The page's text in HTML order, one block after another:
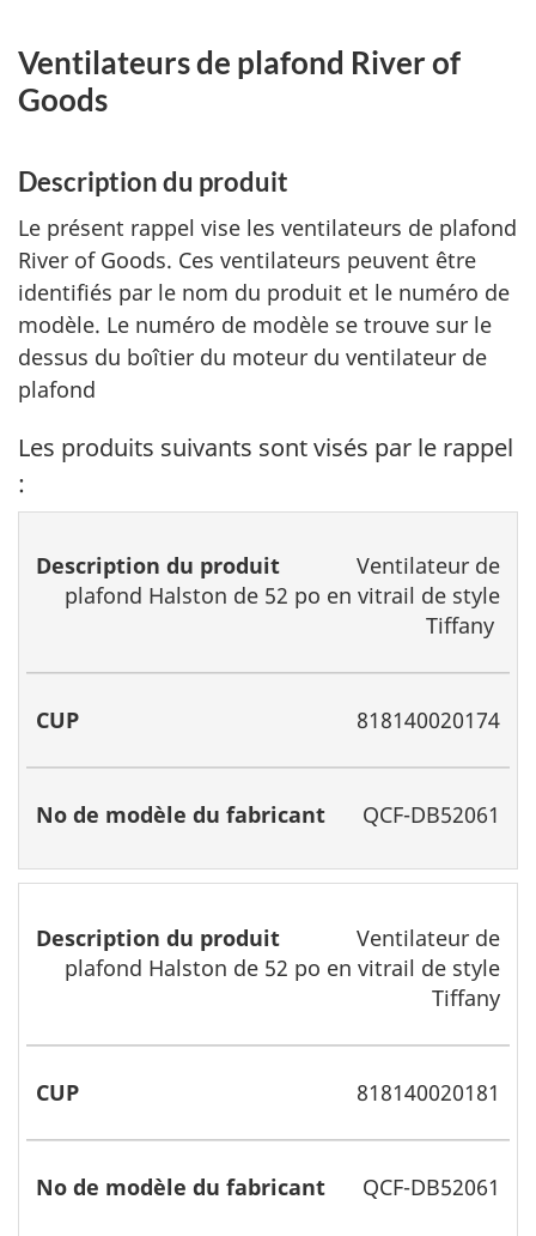
Ventilateurs de plafond River of
Goods
Description du produit
Le présent rappel vise les ventilateurs de plafond
River of Goods. Ces ventilateurs peuvent être
identifiés par le nom du produit et le numéro de
modèle. Le numéro de modèle se trouve sur le
dessus du boîtier du moteur du ventilateur de
plafond
Les produits suivants sont visés par le rappel
:
Description
du produit
CUP Node
modèle
Ventilateur de
plafond Halston de 52 po en vitrail de style
Tiffany
818140020174
QCF-DB52061
Ventilateur de
plafond Halston de 52 po en vitrail de style
Tiffany
818140020181
QCF-DB52061